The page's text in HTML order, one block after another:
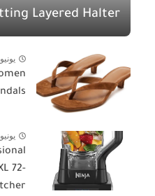
Layered Halter...
يونيو 5, 2026
يونيو 5, 2026
72-